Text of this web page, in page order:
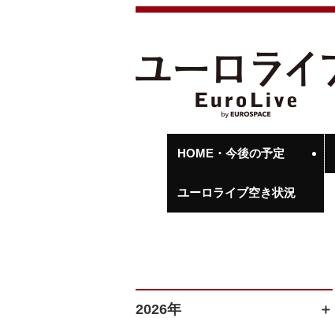
HOME・今後の予定
ユーロライブ空き状況
2026年